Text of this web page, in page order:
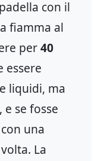
con il
fiamma al
per40
essere
liquidi, ma
se fosse
una
La